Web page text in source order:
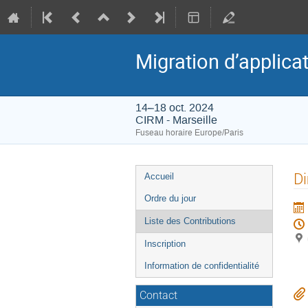
Migration
14–18 oct. 2024
CIRM - Marseille
Fuseau horaire Europe/Paris
Menu
de
l'événement
Accueil
Ordre du jour
Liste des Contributions
Inscription
Information de confidentialité
Contact